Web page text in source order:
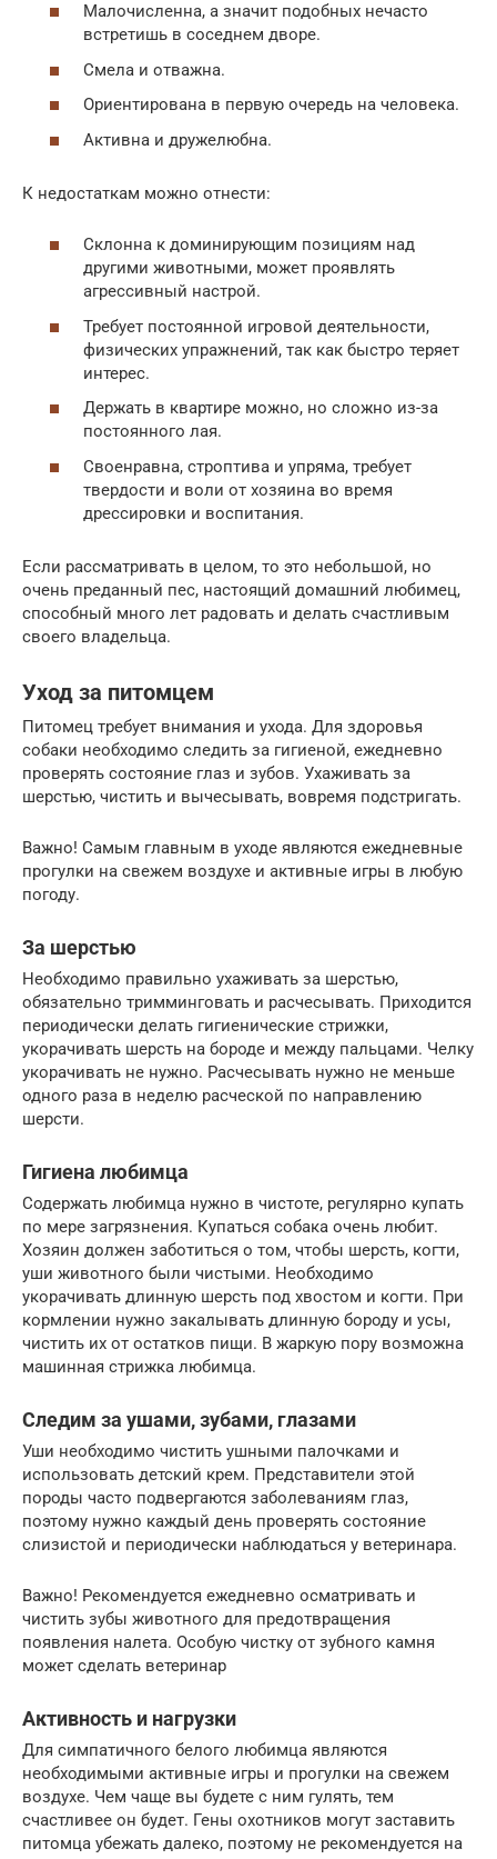
Малочисленна, а значит подобных нечасто
встретишь в соседнем дворе.
Смела и отважна.
Ориентирована в первую очередь на человека.
Активна и дружелюбна.
К недостаткам можно отнести:
Склонна к доминирующим позициям над
другими животными, может проявлять
агрессивный настрой.
Требует постоянной игровой деятельности,
физических упражнений, так как быстро теряет
интерес.
Держать в квартире можно, но сложно из-за
постоянного лая.
Своенравна, строптива и упряма, требует
твердости и воли от хозяина во время
дрессировки и воспитания.
Если рассматривать в целом, то это небольшой, но
очень преданный пес, настоящий домашний любимец,
способный много лет радовать и делать счастливым
своего владельца.
Уход за питомцем
Питомец требует внимания и ухода. Для здоровья
собаки необходимо следить за гигиеной, ежедневно
проверять состояние глаз и зубов. Ухаживать за
шерстью, чистить и вычесывать, вовремя подстригать.
Важно! Самым главным в уходе являются ежедневные
прогулки на свежем воздухе и активные игры в любую
погоду.
За шерстью
Необходимо правильно ухаживать за шерстью,
обязательно тримминговать и расчесывать. Приходится
периодически делать гигиенические стрижки,
укорачивать шерсть на бороде и между пальцами. Челку
укорачивать не нужно. Расчесывать нужно не меньше
одного раза в неделю расческой по направлению
шерсти.
Гигиена любимца
Содержать любимца нужно в чистоте, регулярно купать
по мере загрязнения. Купаться собака очень любит.
Хозяин должен заботиться о том, чтобы шерсть, когти,
уши животного были чистыми. Необходимо
укорачивать длинную шерсть под хвостом и когти. При
кормлении нужно закалывать длинную бороду и усы,
чистить их от остатков пищи. В жаркую пору возможна
машинная стрижка любимца.
Следим за ушами, зубами, глазами
Уши необходимо чистить ушными палочками и
использовать детский крем. Представители этой
породы часто подвергаются заболеваниям глаз,
поэтому нужно каждый день проверять состояние
слизистой и периодически наблюдаться у ветеринара.
Важно! Рекомендуется ежедневно осматривать и
чистить зубы животного для предотвращения
появления налета. Особую чистку от зубного камня
может сделать ветеринар
Активность и нагрузки
Для симпатичного белого любимца являются
необходимыми активные игры и прогулки на свежем
воздухе. Чем чаще вы будете с ним гулять, тем
счастливее он будет. Гены охотников могут заставить
питомца убежать далеко, поэтому не рекомендуется на